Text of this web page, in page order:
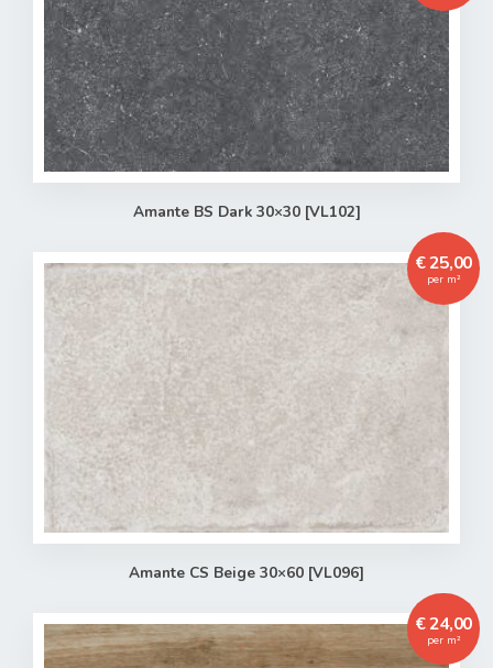
Amante BS Dark 30×30 [VL102]
Amante CS Beige 30×60 [VL096]
€ 25,00
per m²
€ 24,00
per m²